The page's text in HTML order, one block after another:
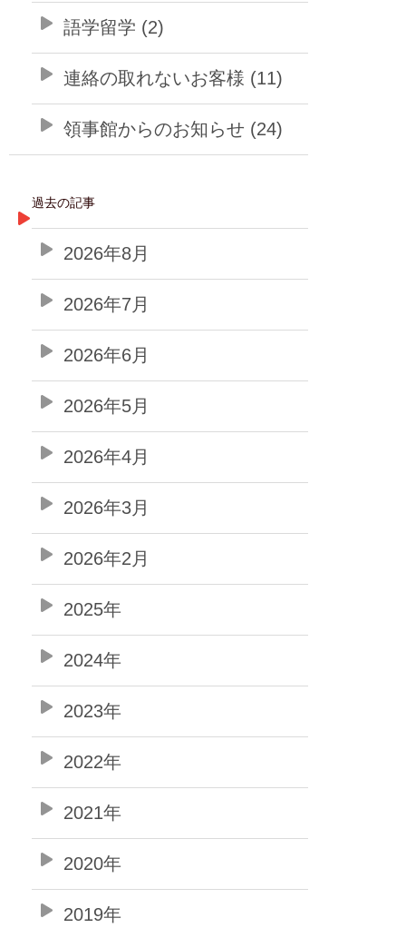
語学留学 (2)
連絡の取れないお客様 (11)
領事館からのお知らせ (24)
過去の記事
2026年8月
2026年7月
2026年6月
2026年5月
2026年4月
2026年3月
2026年2月
2025年
2024年
2023年
2022年
2021年
2020年
2019年